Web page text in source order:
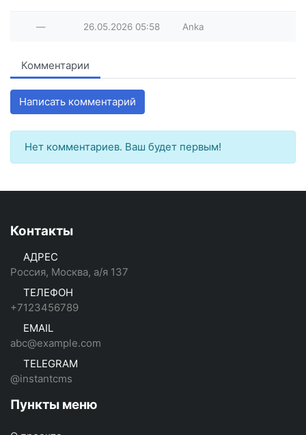
— 26.05.2026 05:58 Anka
Комментарии
Написать комментарий
Нет комментариев. Ваш будет первым!
Контакты
АДРЕС
Россия, Москва, а/я 137
ТЕЛЕФОН
+7123456789
EMAIL
abc@example.com
TELEGRAM
@instantcms
Пункты меню